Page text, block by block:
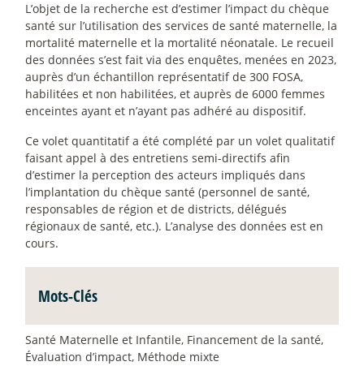
L’objet de la recherche est d’estimer l’impact du chèque
santé sur l’utilisation des services de santé maternelle, la
mortalité maternelle et la mortalité néonatale. Le recueil
des données s’est fait via des enquêtes, menées en 2023,
auprès d’un échantillon représentatif de 300 FOSA,
habilitées et non habilitées, et auprès de 6000 femmes
enceintes ayant et n’ayant pas adhéré au dispositif.
Ce volet quantitatif a été complété par un volet qualitatif
faisant appel à des entretiens semi-directifs afin
d’estimer la perception des acteurs impliqués dans
l’implantation du chèque santé (personnel de santé,
responsables de région et de districts, délégués
régionaux de santé, etc.). L’analyse des données est en
cours.
Mots-Clés
Santé Maternelle et Infantile, Financement de la santé,
Évaluation d’impact, Méthode mixte